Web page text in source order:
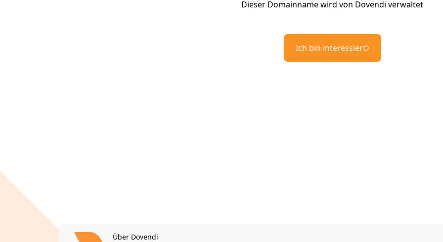
Dieser Domainname wird von Dovendi verwaltet
Ich bin interessiert
Über Dovendi